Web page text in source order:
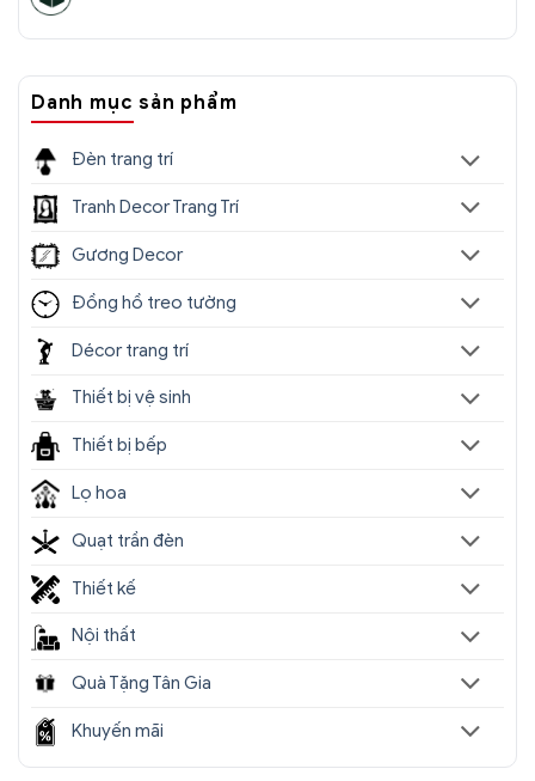
Danh mục sản phẩm
Đèn trang trí
Tranh Decor Trang Trí
Gương Decor
Đồng hồ treo tường
Décor trang trí
Thiết bị vệ sinh
Thiết bị bếp
Lọ hoa
Quạt trần đèn
Thiết kế
Nội thất
Quà Tặng Tân Gia
Khuyến mãi